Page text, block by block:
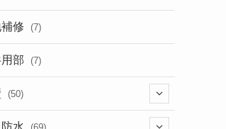
修 (7)
部 (7)
(50)
水